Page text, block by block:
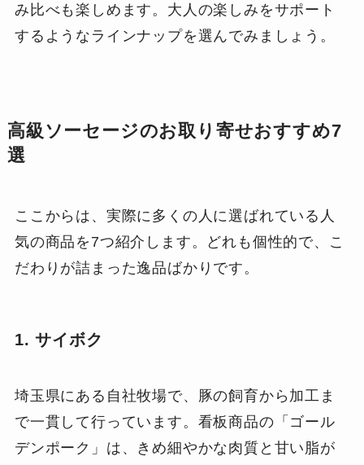
み比べも楽しめます。大人の楽しみをサポート
するようなラインナップを選んでみましょう。
高級ソーセージのお取り寄せおすすめ7
選
ここからは、実際に多くの人に選ばれている人
気の商品を7つ紹介します。どれも個性的で、こ
だわりが詰まった逸品ばかりです。
1. サイボク
埼玉県にある自社牧場で、豚の飼育から加工ま
で一貫して行っています。看板商品の「ゴール
デンポーク」は、きめ細やかな肉質と甘い脂が